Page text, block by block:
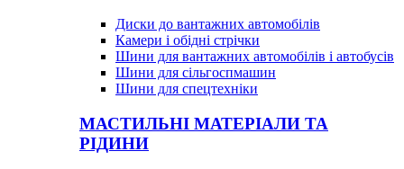
Диски до вантажних автомобілів
Камери і обідні стрічки
Шини для вантажних автомобілів і автобусів
Шини для сільгоспмашин
Шини для спецтехніки
МАСТИЛЬНІ МАТЕРІАЛИ ТА
РІДИНИ